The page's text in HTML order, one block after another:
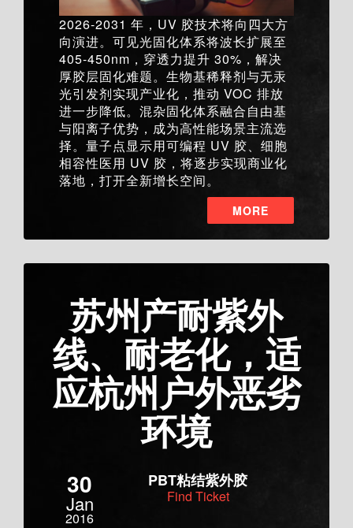
2026-2031 年，UV 胶技术将向四大方
向演进。可见光固化体系将波长扩展至
405-450nm，穿透力提升 30%，解决
厚胶层固化难题。生物基稀释剂与无汞
光引发剂实现产业化，推动 VOC 排放
进一步降低。混杂固化体系融合自由基
与阳离子优势，成为高性能场景主流选
择。量子点显示用可编程 UV 胶、细胞
相容性医用 UV 胶，将逐步实现商业化
落地，打开全新增长空间。
MORE
苏州产耐紫外
线、耐老化，适
应杭州户外恶劣
环境
30
Jan
2016
PBT粘结紫外胶
Find Ticket